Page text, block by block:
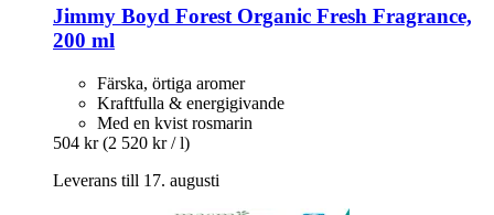
Jimmy Boyd Forest Organic Fresh Fragrance,
200 ml
Färska, örtiga aromer
Kraftfulla & energigivande
Med en kvist rosmarin
504 kr (2 520 kr / l)
Leverans till 17. augusti